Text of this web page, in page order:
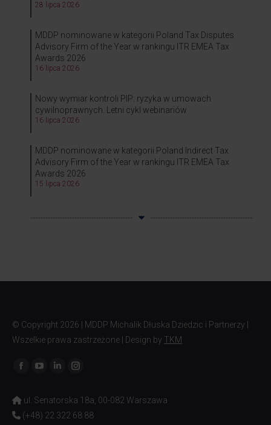
28 lipca 2026
MDDP nominowane w kategorii Poland Tax Disputes
Advisory Firm of the Year w rankingu ITR EMEA Tax
Awards 2026
16 lipca 2026
Nowy wymiar kontroli PIP: ryzyka w umowach
cywilnoprawnych. Letni cykl webinariów
16 lipca 2026
MDDP nominowane w kategorii Poland Indirect Tax
Advisory Firm of the Year w rankingu ITR EMEA Tax
Awards 2026
15 lipca 2026
© Copyright 2026 | MDDP Michalik Dłuska Dziedzic i Partnerzy |
Wszelkie prawa zastrzeżone | Design by TKM
Znajdź nas na:
ul. Senatorska 18a, 00-082 Warszawa
(+48) 22 322 68 88